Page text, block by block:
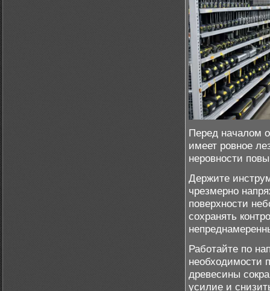
Перед началом
имеет ровное
неровности
Держите
чрезмерно
поверхности
сохранять
Работайте по
необходимости
древесины
усилие и